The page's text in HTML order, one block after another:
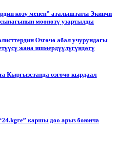
көзү менен” аталыштагы Экинчи
мөөнөтү узартылды
Өзгөчө абал учурундагы
жана ишмердүүлүгүндөгү
Кыргызстанда өзгөчө кырдаал
каршы доо арыз боюнча